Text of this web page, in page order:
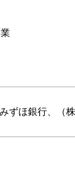
ずほ銀行、（